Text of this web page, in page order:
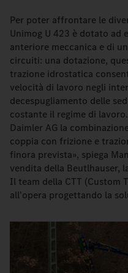
Per poter affrontare le
Unimog U 423 è dotato ad
anteriore meccanica e di
circuiti: una dotazione,
trazione idrostatica
velocità di lavoro negli
decespugliamento delle
costante il regime di
Daimler AG la
coppia con frizione e
finora prevista», spiega
vendita della Beutlhauser,
Il team della CTT (Custom
all'opera progettando la